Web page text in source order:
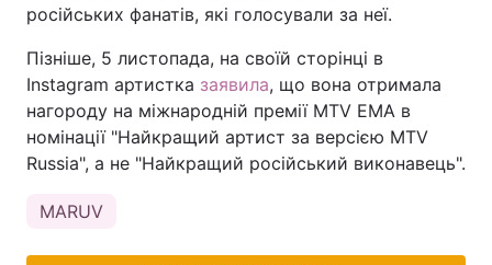
російських фанатів, які голосували за неї.
Пізніше, 5 листопада, на своїй сторінці в
Instagram артистка заявила, що вона отримала
нагороду на міжнародній премії MTV EMA в
номінації "Найкращий артист за версією MTV
Russia", а не "Найкращий російський виконавець".
MARUV